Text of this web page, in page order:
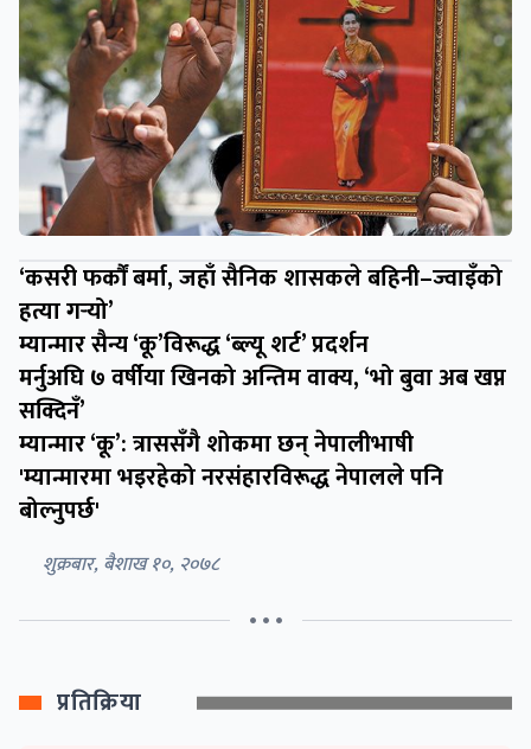
‘कसरी फर्कौं बर्मा, जहाँ सैनिक शासकले बहिनी–ज्वाइँको
हत्या गर्‍यो’
म्यान्मार सैन्य ‘कू’विरूद्ध ‘ब्ल्यू शर्ट’ प्रदर्शन
मर्नुअघि ७ वर्षीया खिनको अन्तिम वाक्य, ‘भो बुवा अब खप्न
सक्दिनँ’
म्यान्मार ‘कू’: त्राससँगै शोकमा छन् नेपालीभाषी
'म्यान्मारमा भइरहेको नरसंहारविरूद्ध नेपालले पनि
बोल्नुपर्छ'
शुक्रबार, बैशाख १०, २०७८
• • •
प्रतिक्रिया